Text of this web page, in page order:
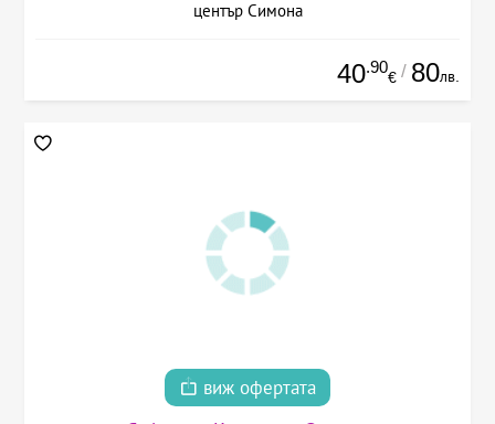
център Симона
40.90
€ / 80лв.
виж офертата